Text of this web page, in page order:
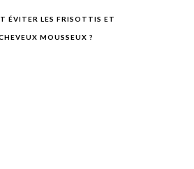
ÉVITER LES FRISOTTIS ET
MOUSSEUX ?